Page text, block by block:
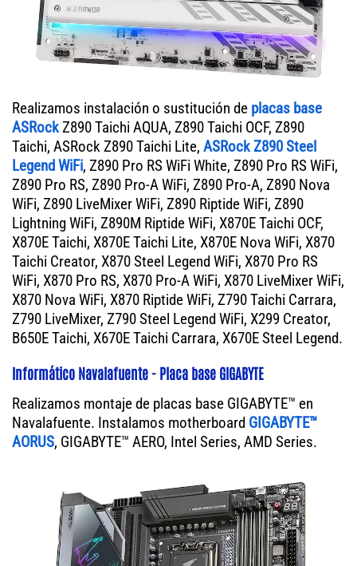
Realizamos instalación o sustitución de placas base
ASRockZ890 Taichi AQUA, Z890 Taichi OCF, Z890
Taichi, ASRock Z890 Taichi Lite, ASRock Z890 Steel
Legend WiFi, Z890 Pro RS WiFi White, Z890 Pro RS WiFi,
Z890 Pro RS, Z890 Pro-A WiFi, Z890 Pro-A, Z890 Nova
WiFi, Z890 LiveMixer WiFi, Z890 Riptide WiFi, Z890
Lightning WiFi, Z890M Riptide WiFi, X870E Taichi OCF,
X870E Taichi, X870E Taichi Lite, X870E Nova WiFi, X870
Taichi Creator, X870 Steel Legend WiFi, X870 Pro RS
WiFi, X870 Pro RS, X870 Pro-A WiFi, X870 LiveMixer WiFi,
X870 Nova WiFi, X870 Riptide WiFi, Z790 Taichi Carrara,
Z790 LiveMixer, Z790 Steel Legend WiFi, X299 Creator,
B650E Taichi, X670E Taichi Carrara, X670E Steel Legend.
Informático Navalafuente - Placa base GIGABYTE
Realizamos montaje de placas base GIGABYTE™ en
Navalafuente. Instalamos motherboard GIGABYTE™
AORUS, GIGABYTE™ AERO, Intel Series, AMD Series.